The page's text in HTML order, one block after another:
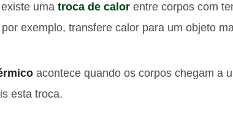
uma troca de calor entre corpos com
exemplo, transfere calor para um objeto
acontece quando os corpos chegam a
esta troca.